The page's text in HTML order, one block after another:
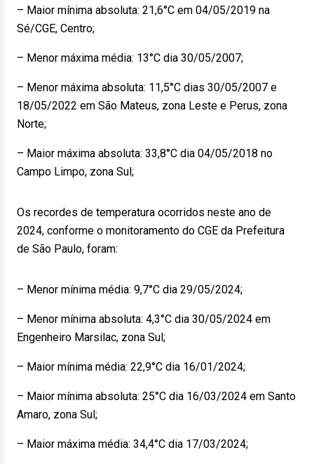
– Maior mínima absoluta: 21,6°C em 04/05/2019 na
Sé/CGE, Centro;
– Menor máxima média: 13°C dia 30/05/2007;
– Menor máxima absoluta: 11,5°C dias 30/05/2007 e
18/05/2022 em São Mateus, zona Leste e Perus, zona
Norte;
– Maior máxima absoluta: 33,8°C dia 04/05/2018 no
Campo Limpo, zona Sul;
Os recordes de temperatura ocorridos neste ano de
2024, conforme o monitoramento do CGE da Prefeitura
de São Paulo, foram:
– Menor mínima média: 9,7°C dia 29/05/2024;
– Menor mínima absoluta: 4,3°C dia 30/05/2024 em
Engenheiro Marsilac, zona Sul;
– Maior mínima média: 22,9°C dia 16/01/2024;
– Maior mínima absoluta: 25°C dia 16/03/2024 em Santo
Amaro, zona Sul;
– Maior máxima média: 34,4°C dia 17/03/2024;